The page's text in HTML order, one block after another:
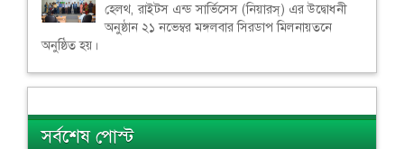
হেলথ, রাইটস এন্ড সার্ভিসেস (নিয়ারস্) এর উদ্বোধনী
অনুষ্ঠান ২১ নভেম্বর মঙ্গলবার সিরডাপ মিলনায়তনে
অনুষ্ঠিত হয়।
সর্বশেষ পোস্ট